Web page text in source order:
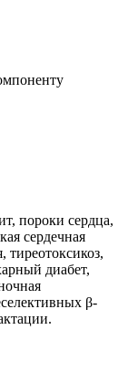
пороки сердца,
сердечная
тиреотоксикоз,
диабет,
β-